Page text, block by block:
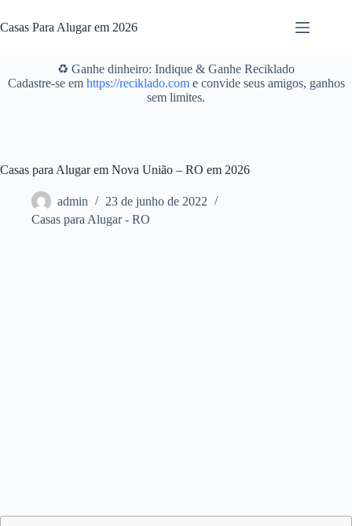
para
o
Casas Para Alugar em 2026
♻️ Ganhe dinheiro: Indique & Ganhe Reciklado
Cadastre-se em https://reciklado.come convide seus amigos, ganhos
sem limites.
Casas para Alugar em Nova União – RO em 2026
admin
23 de junho de 2022
Casas para Alugar - RO